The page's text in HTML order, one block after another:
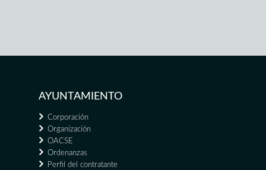
AYUNTAMIENTO
Corporación
Organización
OACSE
Ordenanzas
Perfil del contratante